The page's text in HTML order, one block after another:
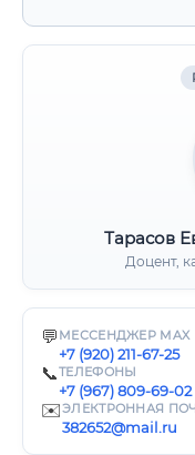
Тарасов
Доцент,
💬 МЕССЕНДЖЕР MAX
+7 (920) 211-67-25
📞ТЕЛЕФОНЫ
+7 (967) 809-69-02
✉️ЭЛЕКТРОННАЯ
382652@mail.ru